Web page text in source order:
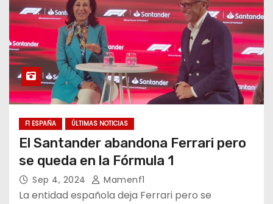
F1 ESPAÑA ÚLTIMAS NOTICIAS
El Santander abandona Ferrari pero
se queda en la Fórmula 1
Sep 4, 2024 Mamenf1
La entidad española deja Ferrari pero se